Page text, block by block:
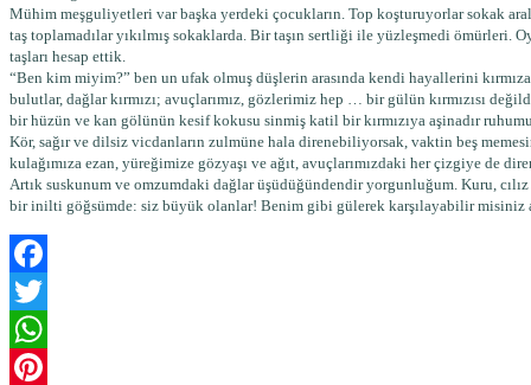
Mühim meşguliyetleri var başka yerdeki çocukların. Top koşturuyorlar sokak
taş toplamadılar yıkılmış sokaklarda. Bir taşın sertliği ile yüzleşmedi ömürleri.
taşları hesap ettik.
“Ben kim miyim?” ben un ufak olmuş düşlerin arasında kendi hayallerini
bulutlar, dağlar kırmızı; avuçlarımız, gözlerimiz hep … bir gülün kırmızısı
bir hüzün ve kan gölünün kesif kokusu sinmiş katil bir kırmızıya aşinadır
Kör, sağır ve dilsiz vicdanların zulmüne hala direnebiliyorsak, vaktin beş
kulağımıza ezan, yüreğimize gözyaşı ve ağıt, avuçlarımızdaki her çizgiye de
Artık suskunum ve omzumdaki dağlar üşüdüğündendir yorgunluğum. Kuru,
bir inilti göğsümde: siz büyük olanlar! Benim gibi gülerek karşılayabilir misiniz
Facebook
Twitter
WhatsApp